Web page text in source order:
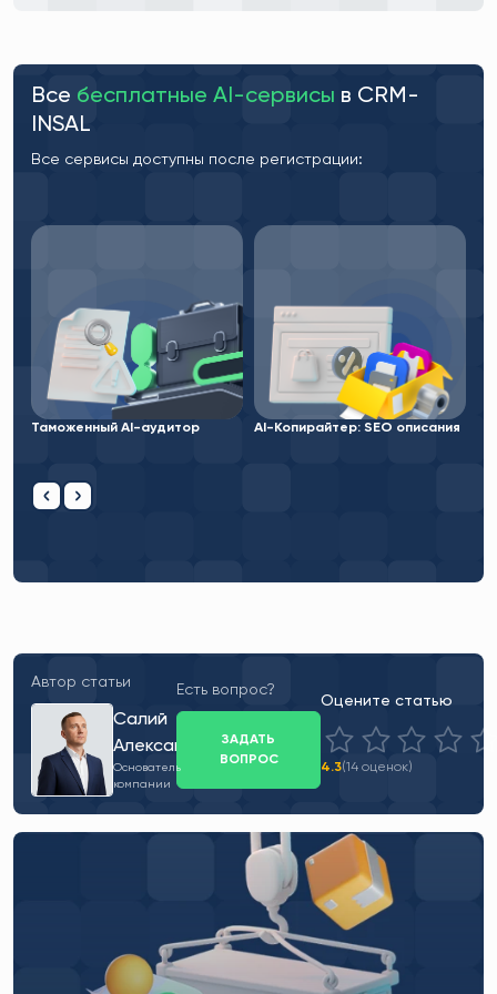
Все бесплатные AI-сервисы в CRM-
INSAL
Все сервисы доступны после регистрации:
AI-Копирайтер: SEO описания
Автор статьи
Салий
Александр
Основатель
компании
Есть вопрос?
ЗАДАТЬ
ВОПРОС
Оцените статью
4.3(14 оценок)